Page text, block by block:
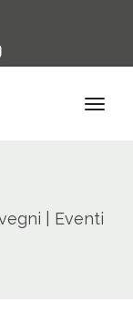
| Eventi